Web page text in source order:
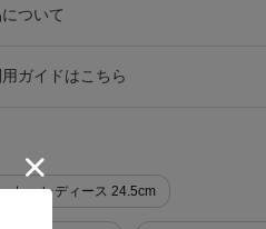
ついて
ガイドはこちら
カー レディース 24.5cm